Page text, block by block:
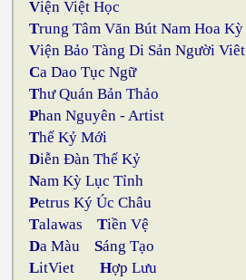
Viện Việt Học
Trung Tâm Văn Bút Nam Hoa Kỳ
Viện Bảo Tàng Di Sản Người Viêt
Ca Dao Tục Ngữ
Thư Quán Bản Thảo
Phan Nguyên - Artist
Thế Kỷ Mới
Diễn Đàn Thế Kỷ
Nam Kỳ Lục Tỉnh
Petrus Ký Úc Châu
Talawas Tiền Vệ
Da Màu Sáng Tạo
LitViet Hợp Lưu